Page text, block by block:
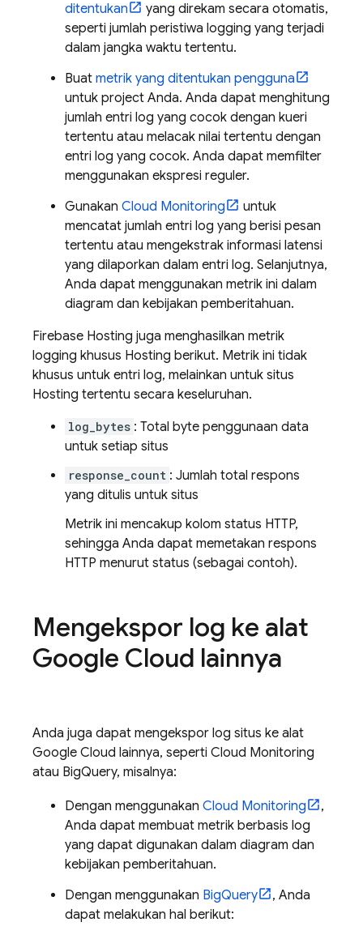
ditentukan
yang direkam secara otomatis,
seperti jumlah peristiwa logging yang terjadi
dalam jangka waktu tertentu.
Buat metrik yang ditentukan pengguna
untuk project Anda. Anda dapat menghitung
jumlah entri log yang cocok dengan kueri
tertentu atau melacak nilai tertentu dengan
entri log yang cocok. Anda dapat memfilter
menggunakan ekspresi reguler.
Gunakan Cloud Monitoring
untuk
mencatat jumlah entri log yang berisi pesan
tertentu atau mengekstrak informasi latensi
yang dilaporkan dalam entri log. Selanjutnya,
Anda dapat menggunakan metrik ini dalam
diagram dan kebijakan pemberitahuan.
Firebase Hosting juga menghasilkan metrik
logging khusus Hosting berikut. Metrik ini tidak
khusus untuk entri log, melainkan untuk situs
Hosting tertentu secara keseluruhan.
log_bytes : Total byte penggunaan data
untuk setiap situs
response_count : Jumlah total respons
yang ditulis untuk situs
Metrik ini mencakup kolom status HTTP,
sehingga Anda dapat memetakan respons
HTTP menurut status (sebagai contoh).
Mengekspor log ke alat
Google Cloud lainnya
Anda juga dapat mengekspor log situs ke alat
Google Cloud lainnya, seperti Cloud Monitoring
atau BigQuery, misalnya:
Dengan menggunakan Cloud Monitoring
,
Anda dapat membuat metrik berbasis log
yang dapat digunakan dalam diagram dan
kebijakan pemberitahuan.
Dengan menggunakan BigQuery
, Anda
dapat melakukan hal berikut: